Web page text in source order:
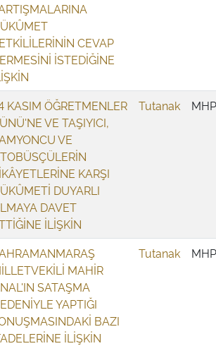
CEVAP
İSTEDİĞİNE
KASIM ÖĞRETMENLER
VE TAŞIYICI,
VE
KARŞI
DUYARLI
DAVET
İLİŞKİN
Tutanak MHP
MAHİR
SATAŞMA
YAPTIĞI
BAZI
İLİŞKİN
Tutanak MHP